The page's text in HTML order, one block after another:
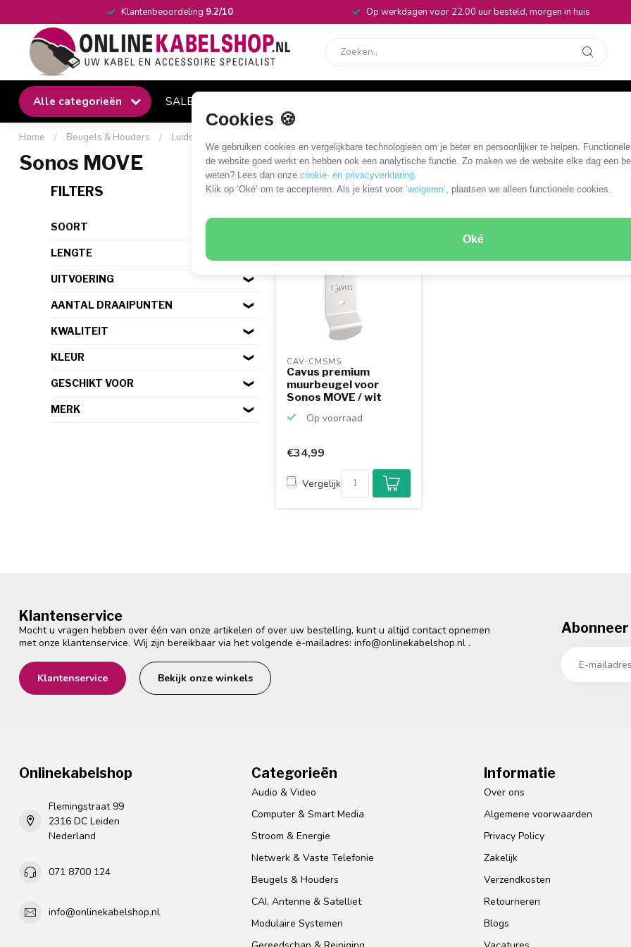
Cookies 🍪
We gebruiken cookies en vergelijkbare technologieën om je beter en persoonlijker te helpen.
de website goed werkt en hebben ook een analytische functie. Zo maken we de website elke dag een
weten? Lees dan onze cookie- en privacyverklaring.
Klik op ‘Oké’ om te accepteren. Als je kiest voor ‘weigeren’, plaatsen we alleen functionele cookies.
Oké
Klantenbeoordeling 9.2/10 Op werkdagen voor 22.00 uur besteld, morgen in huis
Alle categorieën SALE
Home / Beugels & Houders / Luidspreker
Sonos MOVE
FILTERS
SOORT
LENGTE
UITVOERING
AANTAL DRAAIPUNTEN
KWALITEIT
KLEUR
GESCHIKT VOOR
MERK
1 PRODUCT
CAV-CMSMS
Cavus premium
muurbeugel voor
Sonos MOVE / wit
Op voorraad
€34,99
Vergelijk
Klantenservice
Mocht u vragen hebben over één van onze artikelen of over uw bestelling, kunt u altijd contact opnemen
met onze klantenservice. Wij zijn bereikbaar via het volgende e-mailadres: info@onlinekabelshop.nl .
Klantenservice Bekijk onze winkels
Onlinekabelshop
Flemingstraat 99
2316 DC Leiden
Nederland
071 8700 124
info@onlinekabelshop.nl
Categorieën
Audio & Video
Computer & Smart Media
Stroom & Energie
Netwerk & Vaste Telefonie
Beugels & Houders
CAI, Antenne & Satelliet
Modulaire Systemen
Informatie
Over ons
Algemene voorwaarden
Privacy Policy
Zakelijk
Verzendkosten
Retourneren
Blogs